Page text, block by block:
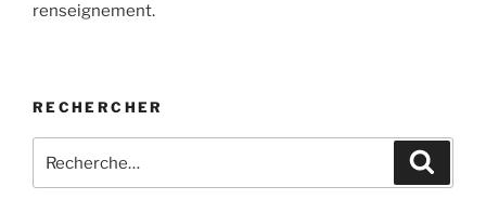
renseignement.
RECHERCHER